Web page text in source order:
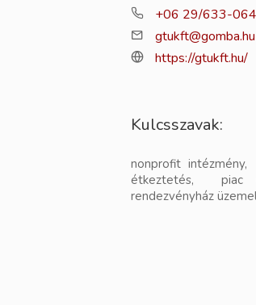
+06 29/633-064
gtukft@gomba.hu
https://gtukft.hu/
Kulcsszavak:
nonprofit
étkeztetés, piac
rendezvényház